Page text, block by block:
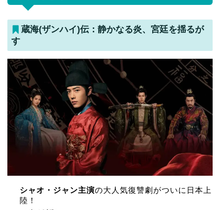
蔵海(ザンハイ)伝：静かなる炎、宮廷を揺るが
す
シャオ・ジャン主演の大人気復讐劇がついに日本上
陸！